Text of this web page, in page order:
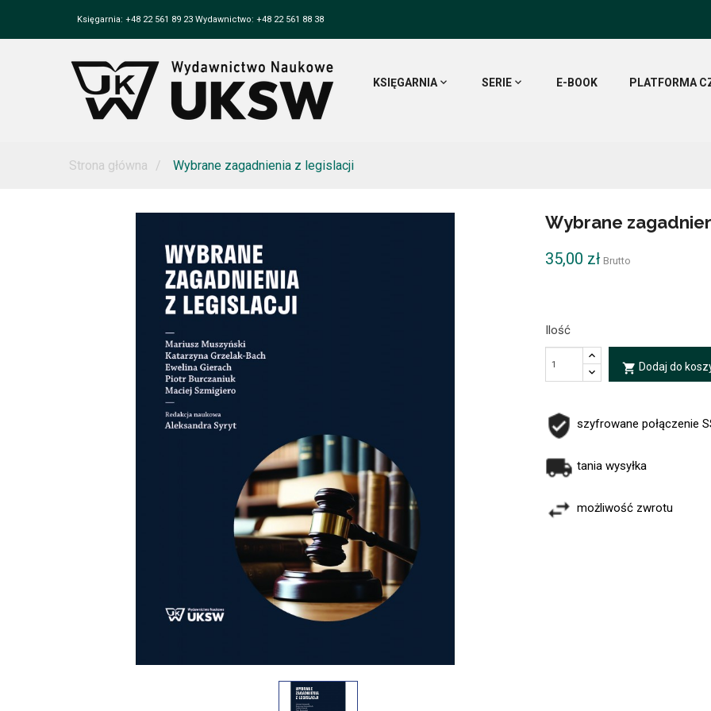
Księgarnia: +48 22 561 89 23 Wydawnictwo: +48 22 561 88 38
KSIĘGARNIA SERIE E-BOOK PLATFORMA
Strona główna Wybrane zagadnienia z legislacji
Wybrane
35,00 zł Brutto
Ilość
local_grocery_store Dodaj do
szyfrowane połączenie
tania wysyłka
możliwość zwrotu